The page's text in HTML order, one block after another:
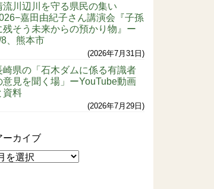
流川辺川を守る県民の集い
嘉田由紀子さん講演会『子孫
残そう未来からの預かり物』ー
、熊本市
2026年7月31日
崎県の「石木ダムに係る有識者
意見を聞く場」ーYouTube動画
資料
2026年7月29日
ーカイブ